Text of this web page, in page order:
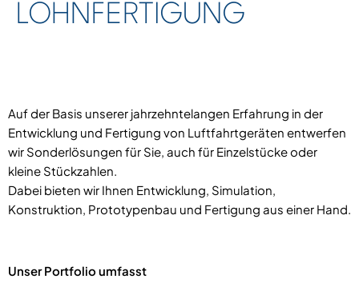
LOHNFERTIGUNG
Auf der Basis unserer jahrzehntelangen Erfahrung in der
Entwicklung und Fertigung von Luftfahrtgeräten entwerfen
wir Sonderlösungen für Sie, auch für Einzelstücke oder
kleine Stückzahlen.
Dabei bieten wir Ihnen Entwicklung, Simulation,
Konstruktion, Prototypenbau und Fertigung aus einer Hand.
Unser Portfolio umfasst